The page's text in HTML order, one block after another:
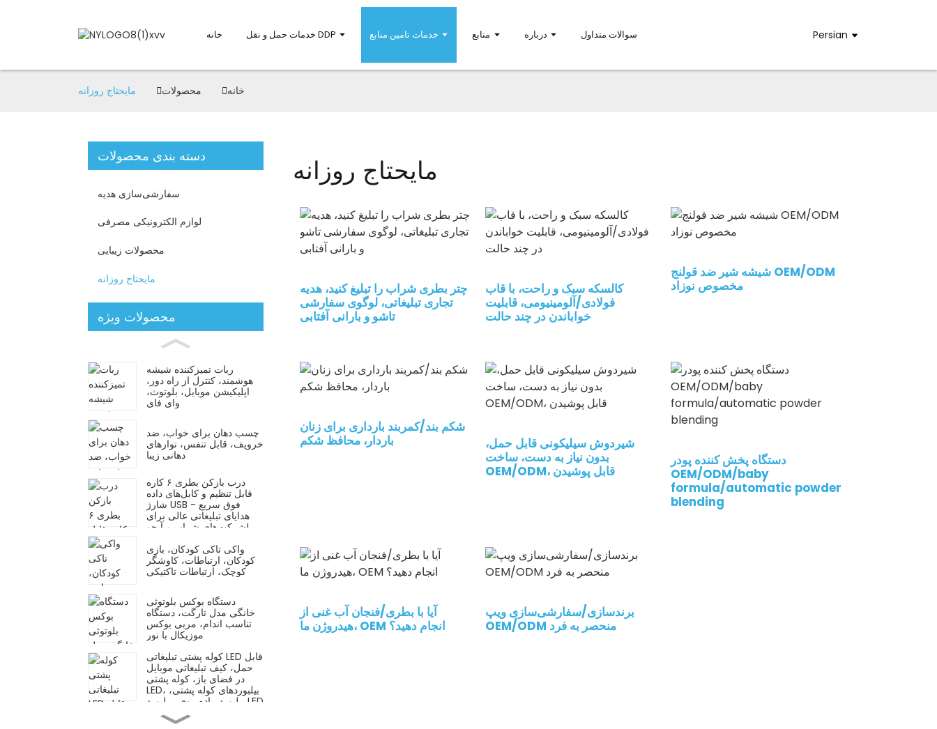
خانه خدمات حمل و نقل DDP خدمات تامین منابع منابع درباره سوالات متداول Persian
خانه محصولات مایحتاج روزانه
دسته بندی محصولات
سفارشی‌سازی هدیه
لوازم الکترونیکی مصرفی
محصولات زیبایی
مایحتاج روزانه
محصولات ویژه
ربات تمیزکننده شیشه
هوشمند، کنترل از راه دور،
اپلیکیشن موبایل، بلوتوث،
وای فای
چسب دهان برای خواب، ضد
خروپف، قابل تنفس، نوارهای
دهانی زیبا
درب بازکن بطری ۶ کاره
قابل تنظیم و کابل‌های داده
شارژ USB فوق سریع -
هدایای تبلیغاتی عالی برای
شرکت‌های شراب و آبجو!
واکی تاکی کودکان، بازی
کودکان، ارتباطات، کاوشگر
کوچک، ارتباطات تاکتیکی
دستگاه بوکس بلوتوثی
خانگی مدل تارگت، دستگاه
تناسب اندام، مربی بوکس
موزیکال با نور
کوله پشتی تبلیغاتی LED قابل
حمل، کیف تبلیغاتی موبایل
در فضای باز، کوله پشتی
LED، بیلبوردهای کوله پشتی،
بیلبورد پیاده روی، بیلبورد LED
عمده فروش OEM پرفروش
ترین میله های پروتئینی خمیر
مایحتاج روزانه
چتر بطری شراب را تبلیغ کنید، هدیه
تجاری تبلیغاتی، لوگوی سفارشی
تاشو و بارانی آفتابی
کالسکه سبک و راحت، با قاب
فولادی/آلومینیومی، قابلیت
خواباندن در چند حالت
شیشه شیر ضد قولنج OEM/ODM
مخصوص نوزاد
شکم بند/کمربند بارداری برای زنان
باردار، محافظ شکم
شیردوش سیلیکونی قابل حمل،
بدون نیاز به دست، ساخت
OEM/ODM، قابل پوشیدن
دستگاه پخش کننده پودر
OEM/ODM/baby
formula/automatic powder
blending
آیا با بطری/فنجان آب غنی از
هیدروژن ما، OEM انجام دهید؟
برندسازی/سفارشی‌سازی ویپ
OEM/ODM منحصر به فرد